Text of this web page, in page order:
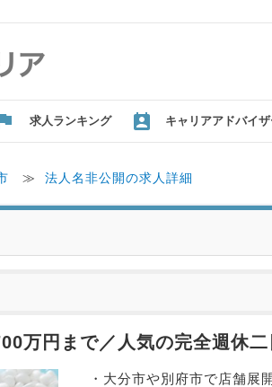
求人ランキング キャリアアドバイ
≫ 法人名非公開の求人詳細
万円まで／人気の完全週休
・大分市や別府市で店舗展